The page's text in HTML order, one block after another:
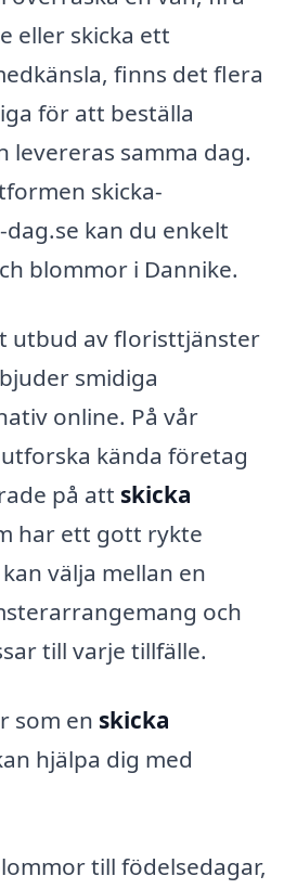
eller skicka ett
finns det flera
för att beställa
levereras samma dag.
skicka-
kan du enkelt
blommor i Dannike.
utbud av floristtjänster
smidiga
online. På vår
kända företag
på att skicka
har ett gott rykte
välja mellan en
och
till varje tillfälle.
som en skicka
hjälpa dig med
till födelsedagar,